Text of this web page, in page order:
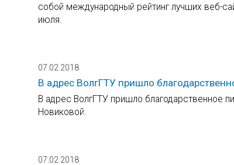
собой международный рейтинг лучших веб-
июля.
07.02.2018
В адрес ВолгГТУ пришло
В адрес ВолгГТУ пришло благодарственное
Новиковой.
07.02.2018